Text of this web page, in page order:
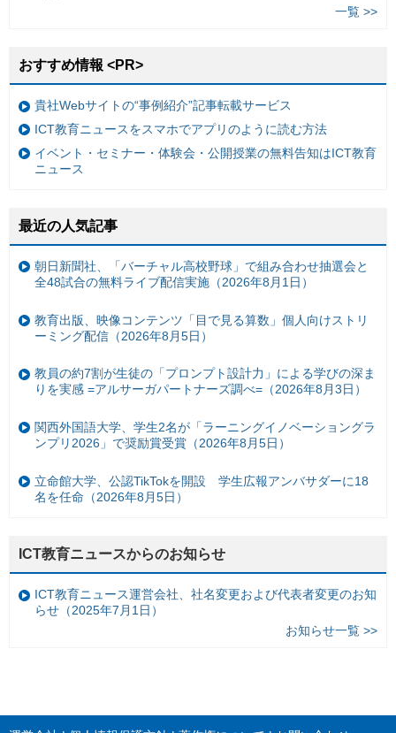
一覧 >>
おすすめ情報 <PR>
貴社Webサイトの“事例紹介”記事転載サービス
ICT教育ニュースをスマホでアプリのように読む方法
イベント・セミナー・体験会・公開授業の無料告知はICT教育
ニュース
最近の人気記事
朝日新聞社、「バーチャル高校野球」で組み合わせ抽選会と
全48試合の無料ライブ配信実施（2026年8月1日）
教育出版、映像コンテンツ「目で見る算数」個人向けストリ
ーミング配信（2026年8月5日）
教員の約7割が生徒の「プロンプト設計力」による学びの深ま
りを実感 =アルサーガパートナーズ調べ=（2026年8月3日）
関西外国語大学、学生2名が「ラーニングイノベーショングラ
ンプリ2026」で奨励賞受賞（2026年8月5日）
立命館大学、公認TikTokを開設 学生広報アンバサダーに18
名を任命（2026年8月5日）
ICT教育ニュースからのお知らせ
ICT教育ニュース運営会社、社名変更および代表者変更のお知
らせ（2025年7月1日）
お知らせ一覧 >>